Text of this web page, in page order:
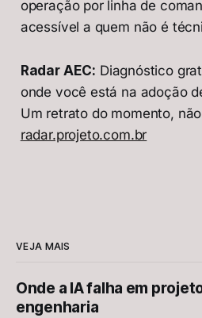
operação por linha de
acessível a quem não é
Radar AEC: Diagnóstico
onde você está na adoção
Um retrato do momento,
radar.projeto.com.br
VEJA MAIS
Onde a IA falha em
engenharia